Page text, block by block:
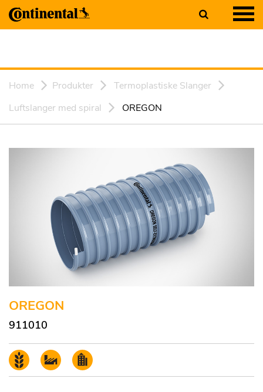
Home Produkter
Termoplastiske Slanger
Luftslanger med spiral
OREGON
OREGON
911010